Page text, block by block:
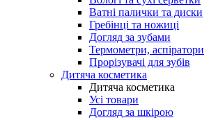
Ватні палички та диски
Гребінці та ножиці
Догляд за зубами
Термометри, аспіратори
Прорізувачі для зубів
Дитяча косметика
Дитяча косметика
Усі товари
Догляд за шкірою